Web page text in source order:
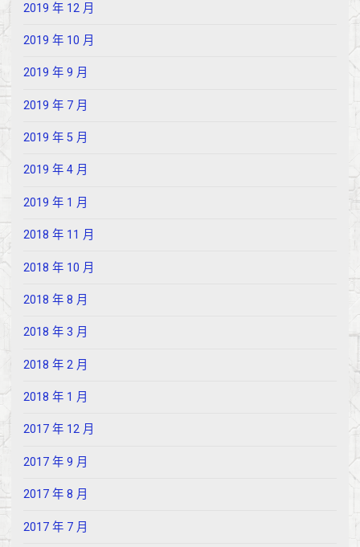
2019 年 12 月
2019 年 10 月
2019 年 9 月
2019 年 7 月
2019 年 5 月
2019 年 4 月
2019 年 1 月
2018 年 11 月
2018 年 10 月
2018 年 8 月
2018 年 3 月
2018 年 2 月
2018 年 1 月
2017 年 12 月
2017 年 9 月
2017 年 8 月
2017 年 7 月